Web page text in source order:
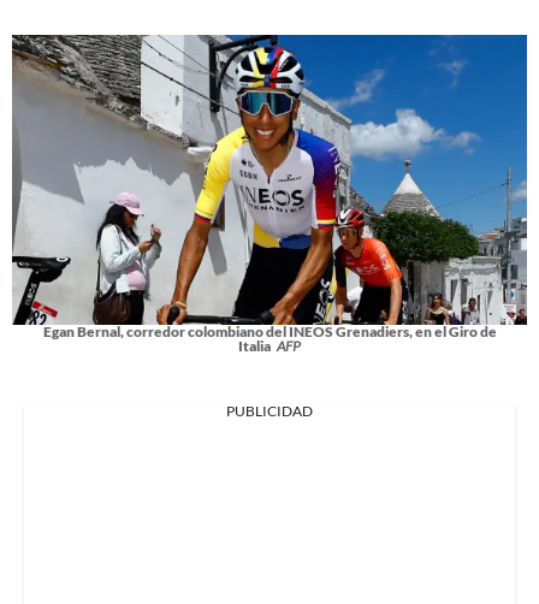
Egan Bernal, corredor colombiano del INEOS Grenadiers, en el Giro de
Italia AFP
PUBLICIDAD